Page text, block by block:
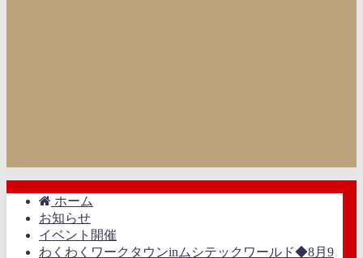
ホーム
お知らせ
イベント開催
わくわくワークタウンinムシテックワールド◆8月9